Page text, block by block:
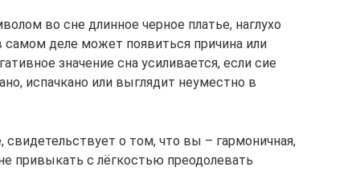
во сне длинное черное платье, наглухо
деле может появиться причина или
значение сна усиливается, если сие
испачкано или выглядит неуместно в
свидетельствует о том, что вы – гармоничная,
привыкать с лёгкостью преодолевать